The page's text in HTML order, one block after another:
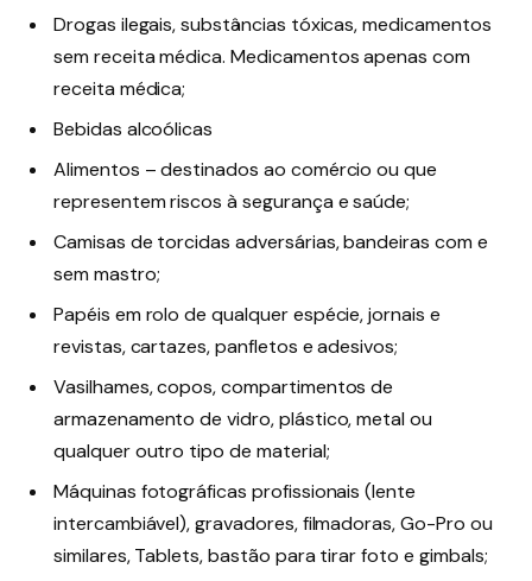
Drogas ilegais, substâncias tóxicas, medicamentos
sem receita médica. Medicamentos apenas com
receita médica;
Bebidas alcoólicas
Alimentos – destinados ao comércio ou que
representem riscos à segurança e saúde;
Camisas de torcidas adversárias, bandeiras com e
sem mastro;
Papéis em rolo de qualquer espécie, jornais e
revistas, cartazes, panfletos e adesivos;
Vasilhames, copos, compartimentos de
armazenamento de vidro, plástico, metal ou
qualquer outro tipo de material;
Máquinas fotográficas profissionais (lente
intercambiável), gravadores, filmadoras, Go-Pro ou
similares, Tablets, bastão para tirar foto e gimbals;